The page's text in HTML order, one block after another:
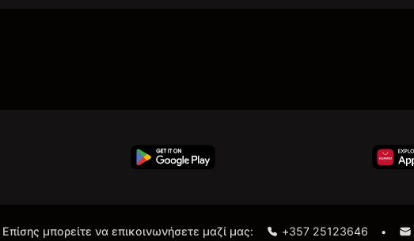
Επίσης μπορείτε να επικοινωνήσετε μαζί μας: +357 25123646 •